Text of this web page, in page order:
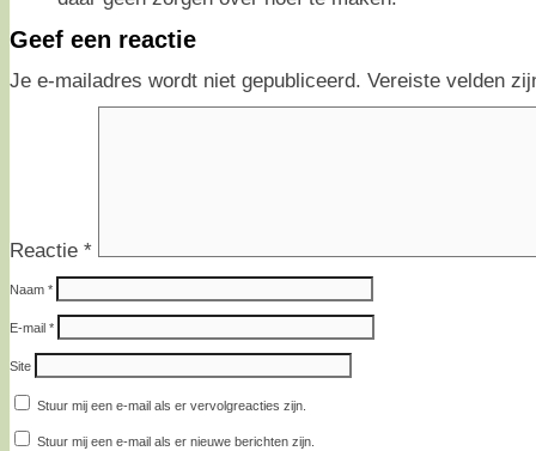
Geef een reactie
Je e-mailadres wordt niet gepubliceerd. Vereiste velden
Reactie *
Naam *
E-mail *
Site
Stuur mij een e-mail als er vervolgreacties zijn.
Stuur mij een e-mail als er nieuwe berichten zijn.